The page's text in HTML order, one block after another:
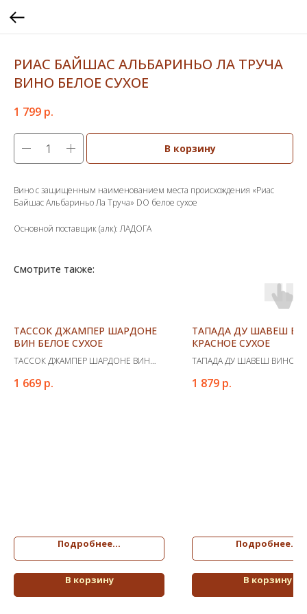
РИАС БАЙШАС АЛЬБАРИНЬО ЛА ТРУЧА
ВИНО БЕЛОЕ СУХОЕ
1 799 р.
В корзину
Вино с защищенным наименованием места происхождения «Риас
Байшас Альбариньо Ла Труча» DO белое сухое
Основной поставщик (алк): ЛАДОГА
Смотрите также:
ТАССОК ДЖАМПЕР ШАРДОНЕ
ВИН БЕЛОЕ СУХОЕ
ТАССОК ДЖАМПЕР ШАРДОНЕ ВИН
1 669 р.
Подробнее...
В корзину
ТАПАДА ДУ ШАВЕШ
КРАСНОЕ СУХОЕ
ТАПАДА ДУ ШАВЕШ ВИНО
1 879 р.
Подробнее...
В корзину